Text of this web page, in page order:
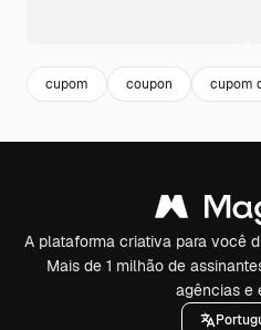
cupom coupon cupom
A plataforma criativa para você
Mais de 1 milhão de
agências e